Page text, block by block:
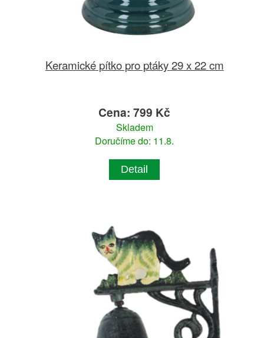
Keramické pítko pro ptáky 29 x 22 cm
Cena: 799 Kč
Skladem
Doručíme do: 11.8.
Detail